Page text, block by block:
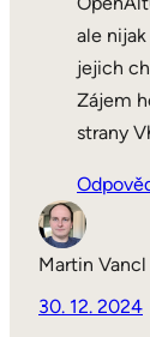
ale
jejich
Zájem
strany
Martin Vancl
30. 12. 2024